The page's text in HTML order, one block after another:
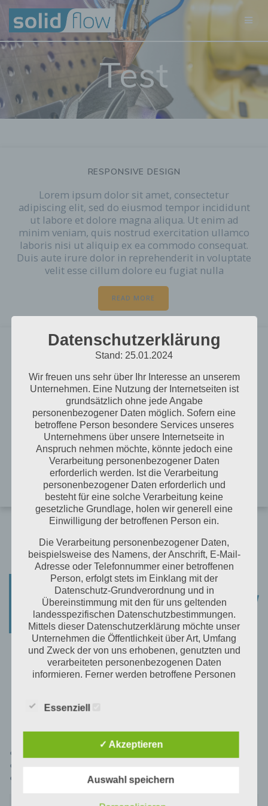
Skip
to
content
Test
RESPONSIVE DESIGN
Lorem ipsum dolor sit amet, consectetur
adipiscing elit, sed do eiusmod tempor incididunt
ut labore et dolore magna aliqua. Ut enim ad
minim veniam, quis nostrud exercitation ullamco
laboris nisi ut aliquip ex ea commodo consequat.
Duis aute irure dolor in reprehenderit in voluptate
velit esse cillum dolore eu fugiat nulla
READ MORE
SUPER FEATURES
Lorem ipsum dolor sit amet, consectetur
adipiscing elit, sed do eiusmod tempor incididunt
ut labore et dolore magna aliqua. Ut enim ad
minim veniam, quis nostrud exercitation ullamco
laboris nisi ut aliquip ex ea commodo consequat.
Duis aute irure dolor in reprehenderit in voluptate
velit esse cillum dolore eu fugiat nulla
READ MORE
Test
Hhh
Datenschutzerklärung
Stand: 25.01.2024
Wir freuen uns sehr über Ihr Interesse an unserem
Unternehmen. Eine Nutzung der Internetseiten ist
grundsätzlich ohne jede Angabe
personenbezogener Daten möglich. Sofern eine
betroffene Person besondere Services unseres
Unternehmens über unsere Internetseite in
Anspruch nehmen möchte, könnte jedoch eine
Verarbeitung personenbezogener Daten
erforderlich werden. Ist die Verarbeitung
personenbezogener Daten erforderlich und
besteht für eine solche Verarbeitung keine
gesetzliche Grundlage, holen wir generell eine
Einwilligung der betroffenen Person ein.
Die Verarbeitung personenbezogener Daten,
beispielsweise des Namens, der Anschrift, E-Mail-
Adresse oder Telefonnummer einer betroffenen
Person, erfolgt stets im Einklang mit der
Datenschutz-Grundverordnung und in
Übereinstimmung mit den für uns geltenden
landesspezifischen Datenschutzbestimmungen.
Mittels dieser Datenschutzerklärung möchte unser
Unternehmen die Öffentlichkeit über Art, Umfang
und Zweck der von uns erhobenen, genutzten und
verarbeiteten personenbezogenen Daten
informieren. Ferner werden betroffene Personen
zahlreiche technische und organisatorische
Maßnahmen umgesetzt, um einen möglichst
lückenlosen Schutz der über diese Internetseite
sicherzustellen. Dennoch können Internetbasierte
Sicherheitslücken aufweisen, sodass ein absoluter
Essenziell
✓ Akzeptieren
Auswahl speichern